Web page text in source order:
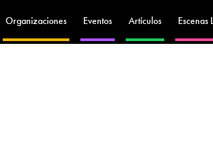
Organizaciones Eventos Artículos Escenas